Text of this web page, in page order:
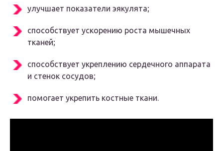
улучшает показатели эякулята;
способствует ускорению роста мышечных
тканей;
способствует укреплению сердечного аппарата
и стенок сосудов;
помогает укрепить костные ткани.